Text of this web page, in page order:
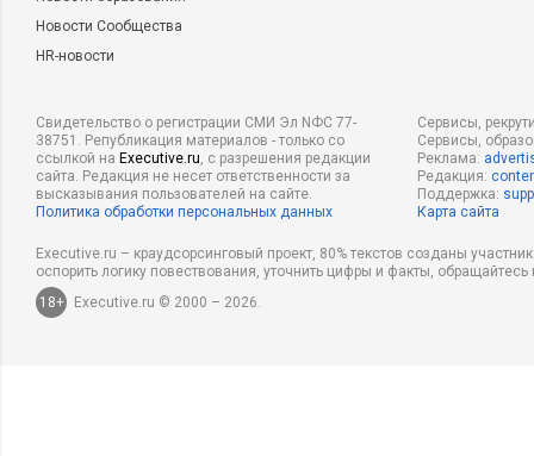
Новости Сообщества
HR-новости
Свидетельство о регистрации СМИ Эл NФС 77-
38751. Републикация материалов - только со
ссылкой на Executive.ru, с разрешения редакции
сайта. Редакция не несет ответственности за
высказывания пользователей на сайте.
Политика обработки персональных данных
Сервисы,
Сервисы,
Реклама:
Редакция:
Поддержка:
Карта сайта
Executive.ru – краудсорсинговый проект, 80% текстов созданы
оспорить логику повествования, уточнить цифры и факты,
18+
Executive.ru © 2000 – 2026.